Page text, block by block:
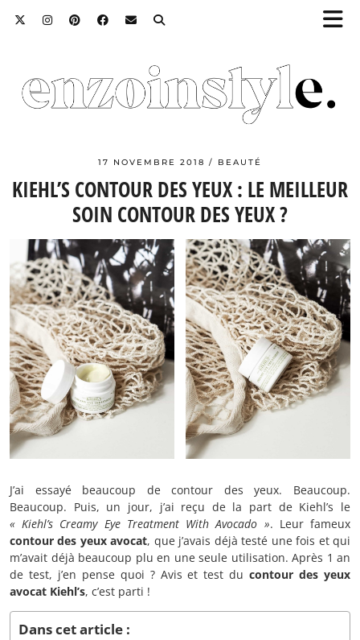
17 NOVEMBRE 2018 BEAUTÉ
KIEHL’S CONTOUR DES YEUX : LE MEILLEUR
SOIN CONTOUR DES YEUX ?
J’ai essayé beaucoup de contour des yeux. Beaucoup.
Beaucoup. Puis, un jour, j’ai reçu de la part de Kiehl’s le
« Kiehl’s Creamy Eye Treatment With Avocado ». Leur fameux
contour des yeux avocat, que j’avais déjà testé une fois et qui
m’avait déjà beaucoup plu en une seule utilisation. Après 1 an
de test, j’en pense quoi ? Avis et test ducontour des yeux
avocat Kiehl’s, c’est parti !
Dans cet article :